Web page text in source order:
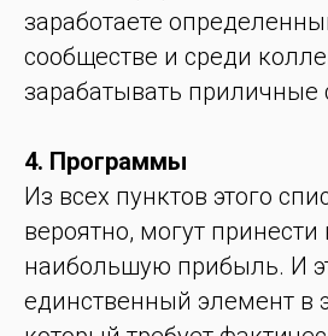
заработаете
сообществе и среди
зарабатывать
4. Программы
Из всех пунктов этого
вероятно, могут принести
наибольшую прибыль. И
единственный элемент в